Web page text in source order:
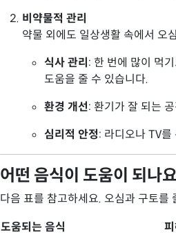
비약물적 관리
약물 외에도 일상생활 속에서 오
식사 관리 : 한 번에 많이 먹
도움을 줄 수 있습니다.
환경 개선: 환기가 잘 되는
심리적 안정: 라디오나 TV
어떤 음식이 도움이 되나
다음 표를 참고하세요. 오심과 구토를
도움되는 음식